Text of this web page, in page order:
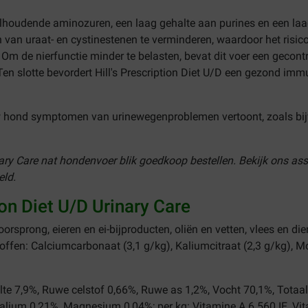
aminozuren, een laag gehalte aan purines en een
uraat- en cystinestenen te verminderen, waardoor het
de nierfunctie minder te belasten, bevat dit voer een
slotte bevordert Hill's Prescription Diet U/D een gezond
symptomen van urinewegenproblemen vertoont, zoals
Care nat hondenvoer blik goedkoop bestellen. Bekijk ons
Diet U/D Urinary Care
eieren en ei-bijproducten, oliën en vetten, vlees en
Calciumcarbonaat (3,1 g/kg), Kaliumcitraat (2,3 g/kg),
7,9%, Ruwe celstof 0,66%, Ruwe as 1,2%, Vocht 70,1%,